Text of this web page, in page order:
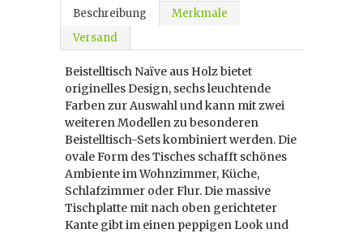
Beschreibung
Merkmale
Versand
Beistelltisch Naïve aus Holz bietet
originelles Design, sechs leuchtende
Farben zur Auswahl und kann mit zwei
weiteren Modellen zu besonderen
Beistelltisch-Sets kombiniert werden. Die
ovale Form des Tisches schafft schönes
Ambiente im Wohnzimmer, Küche,
Schlafzimmer oder Flur. Die massive
Tischplatte mit nach oben gerichteter
Kante gibt im einen peppigen Look und